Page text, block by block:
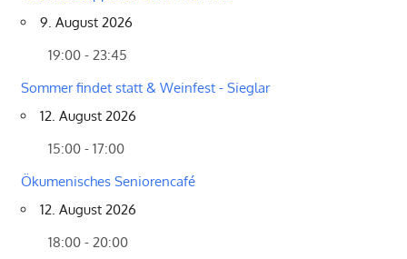
9. August 2026
19:00 - 23:45
Sommer findet statt & Weinfest - Sieglar
12. August 2026
15:00 - 17:00
Ökumenisches Seniorencafé
12. August 2026
18:00 - 20:00